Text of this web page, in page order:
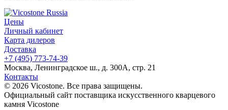
Цены
Личный кабинет
Карта дилеров
Доставка
+7 (495) 773-74-39
Москва, Ленинградское ш., д. 300А, стр. 21
Контакты
© 2026 Vicostone. Все права защищены.
Официальный сайт поставщика искусственного кварцевого
камня Vicostone